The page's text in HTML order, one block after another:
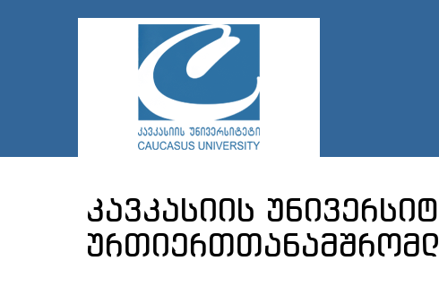
კავკასიის